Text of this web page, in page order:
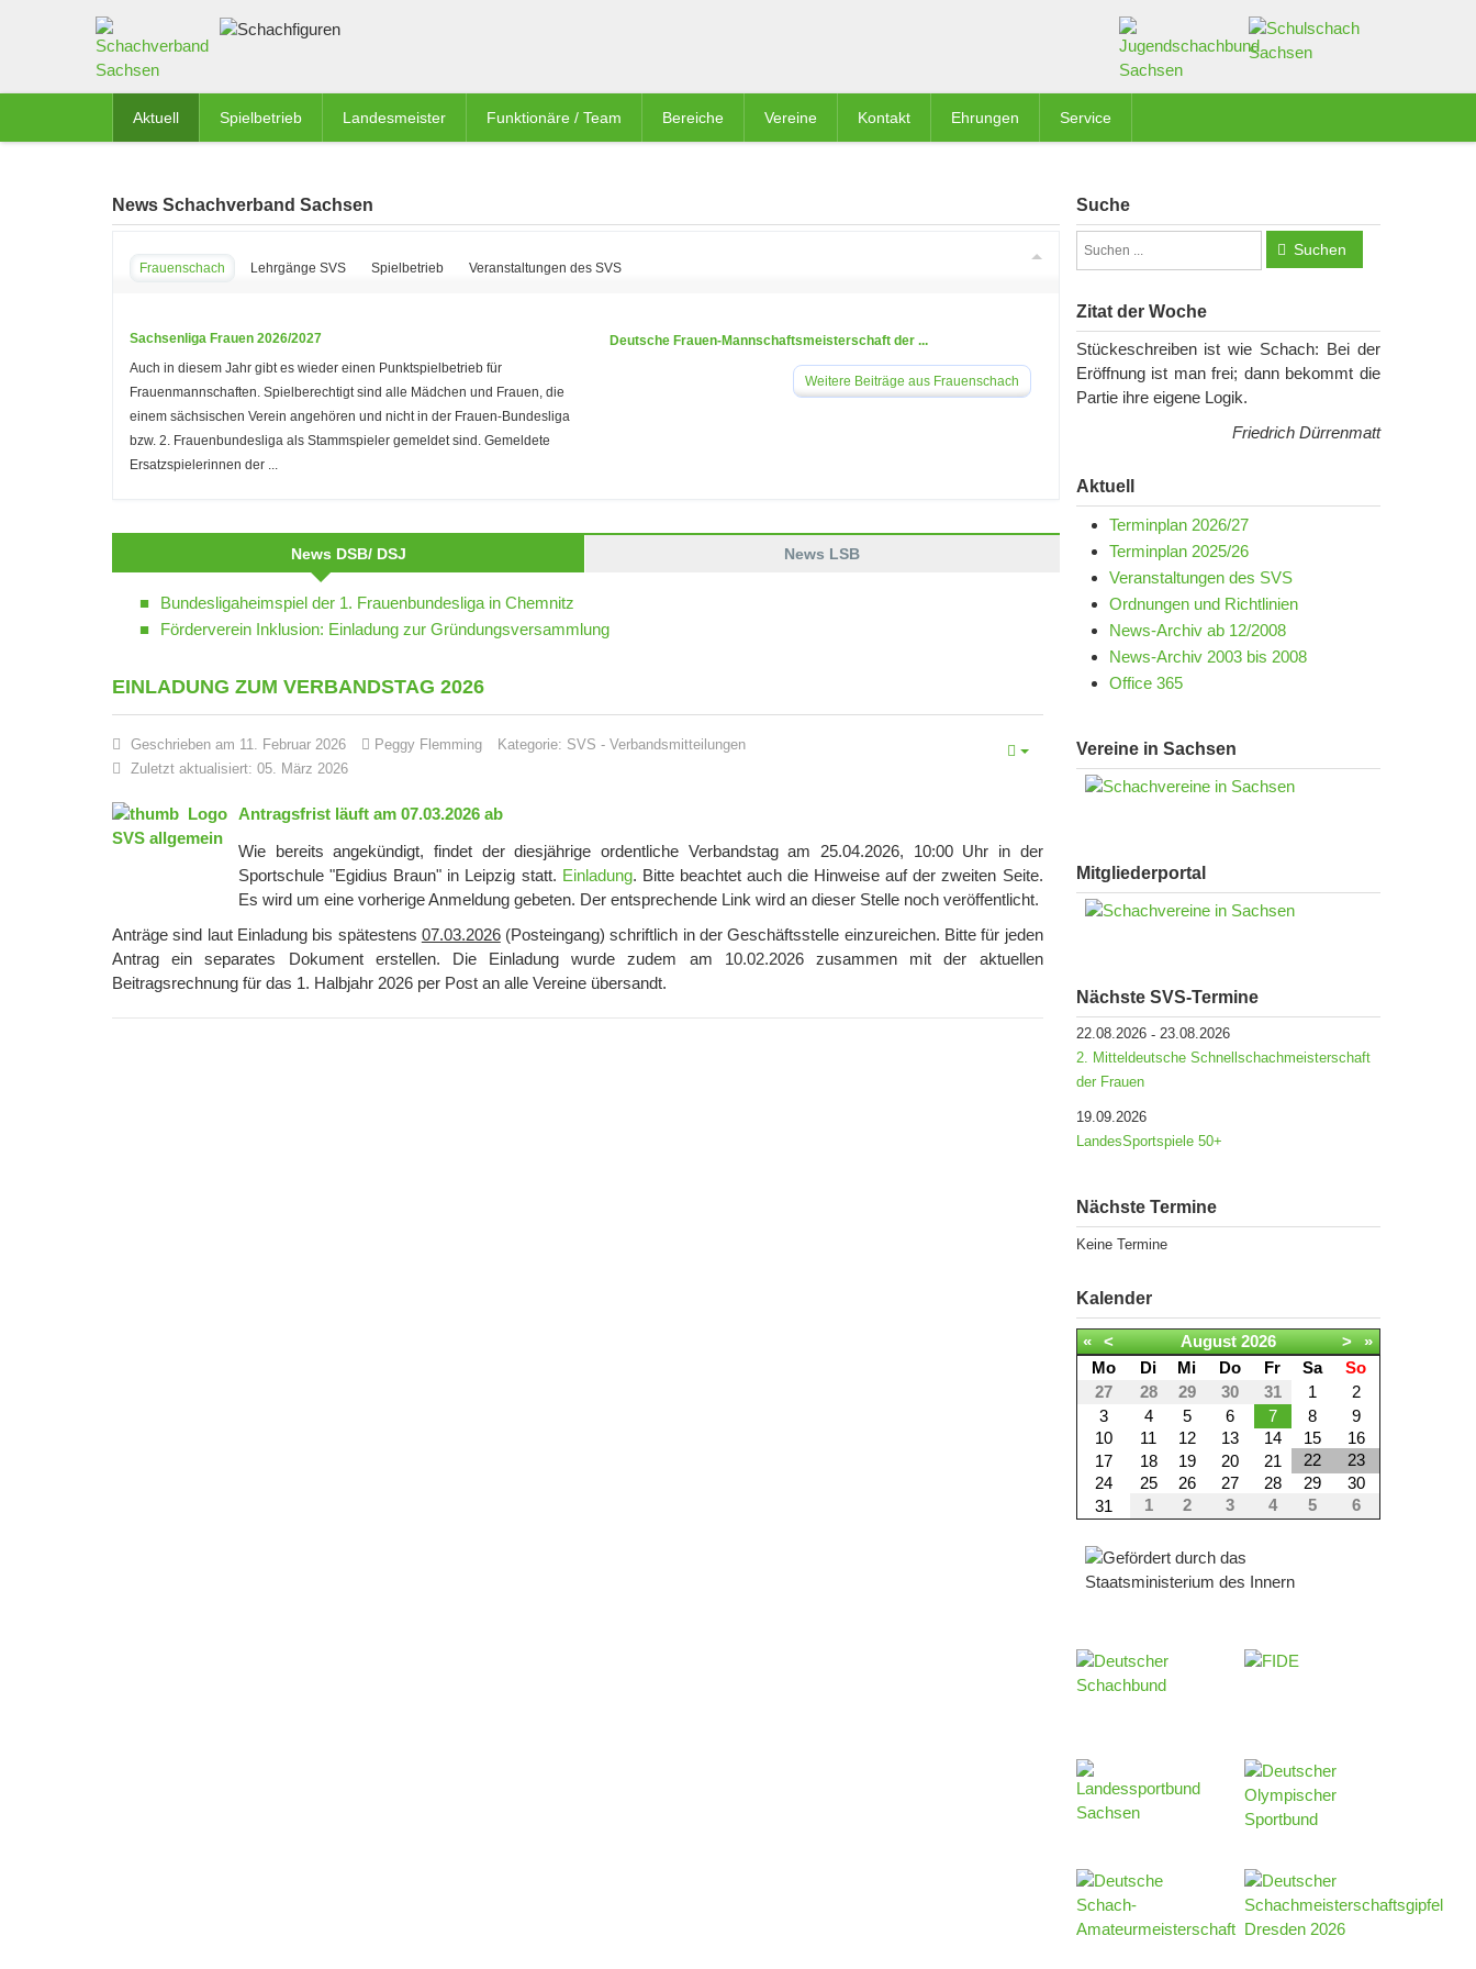
Aktuell Spielbetrieb Landesmeister Funktionäre / Team Bereiche Vereine Kontakt Ehrungen Service
News Schachverband Sachsen
Frauenschach Lehrgänge SVS Spielbetrieb Veranstaltungen des SVS
Sachsenliga Frauen 2026/2027
Auch in diesem Jahr gibt es wieder einen Punktspielbetrieb für
Frauenmannschaften. Spielberechtigt sind alle Mädchen und Frauen, die
einem sächsischen Verein angehören und nicht in der Frauen-Bundesliga
bzw. 2. Frauenbundesliga als Stammspieler gemeldet sind. Gemeldete
Ersatzspielerinnen der ...
Deutsche Frauen-Mannschaftsmeisterschaft der ...
Weitere Beiträge aus Frauenschach
News DSB/ DSJ News LSB
Bundesligaheimspiel der 1. Frauenbundesliga in Chemnitz
Förderverein Inklusion: Einladung zur Gründungsversammlung
EINLADUNG ZUM VERBANDSTAG 2026
Geschrieben am 11. Februar 2026 Peggy Flemming Kategorie: SVS - Verbandsmitteilungen
Zuletzt aktualisiert: 05. März 2026
Antragsfrist läuft am 07.03.2026 ab
Wie bereits angekündigt, findet der diesjährige ordentliche Verbandstag am 25.04.2026, 10:00 Uhr in der
Sportschule "Egidius Braun" in Leipzig statt. Einladung. Bitte beachtet auch die Hinweise auf der zweiten Seite.
Es wird um eine vorherige Anmeldung gebeten. Der entsprechende Link wird an dieser Stelle noch veröffentlicht.
Anträge sind laut Einladung bis spätestens 07.03.2026(Posteingang) schriftlich in der Geschäftsstelle einzureichen. Bitte für jeden
Antrag ein separates Dokument erstellen. Die Einladung wurde zudem am 10.02.2026 zusammen mit der aktuellen
Beitragsrechnung für das 1. Halbjahr 2026 per Post an alle Vereine übersandt.
Suche
Suchen
Zitat der Woche
Stückeschreiben ist wie Schach: Bei der
Eröffnung ist man frei; dann bekommt die
Partie ihre eigene Logik.
Friedrich Dürrenmatt
Aktuell
Terminplan 2026/27
Terminplan 2025/26
Veranstaltungen des SVS
Ordnungen und Richtlinien
News-Archiv ab 12/2008
News-Archiv 2003 bis 2008
Office 365
Vereine in Sachsen
Mitgliederportal
Nächste SVS-Termine
22.08.2026- 23.08.2026
2. Mitteldeutsche Schnellschachmeisterschaft
der Frauen
19.09.2026
LandesSportspiele 50+
Nächste Termine
Keine Termine
Kalender
« < August 2026 >
»
Mo
Di Mi Do Fr Sa
So
27
28 29 30 31 1
2
3
4 5 6 7 8
9
10
11 12 13 14 15
16
17
18 19 20 21 22
23
24
25 26 27 28 29
30
31
1 2 3 4 5 6